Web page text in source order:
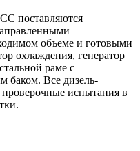
поставляются
объеме и готовыми
охлаждения, генератор
раме с
баком. Все дизель-
проверочные испытания в